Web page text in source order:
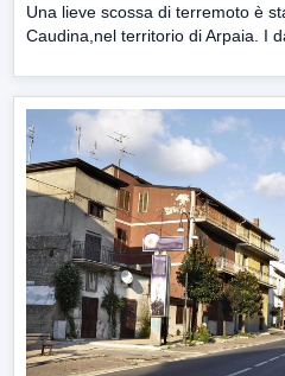
Una lieve scossa di terremoto è
Caudina,nel territorio di Arpaia. I